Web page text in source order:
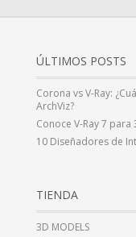
ÚLTIMOS POSTS
Corona vs V-Ray:
ArchViz?
Conoce V-Ray 7 para
10 Diseñadores de
TIENDA
3D MODELS